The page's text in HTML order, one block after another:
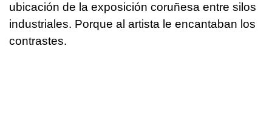
ubicación de la exposición coruñesa entre silos
industriales. Porque al artista le encantaban los
contrastes.